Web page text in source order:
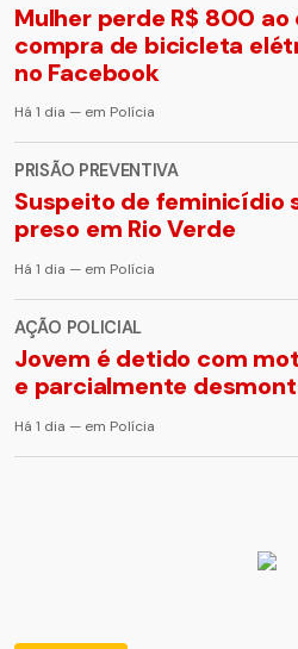
Mulher perde R$ 800 ao
compra de bicicleta
no Facebook
Há 1 dia — em Polícia
PRISÃO PREVENTIVA
Suspeito de feminicídio
preso em Rio Verde
Há 1 dia — em Polícia
AÇÃO POLICIAL
Jovem é detido com
e parcialmente
Há 1 dia — em Polícia